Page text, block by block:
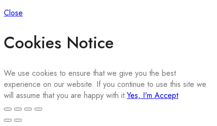
Close
Cookies Notice
We use cookies to ensure that we give you the best
experience on our website. If you continue to use this site we
will assume that you are happy with it.Yes, I'm Accept